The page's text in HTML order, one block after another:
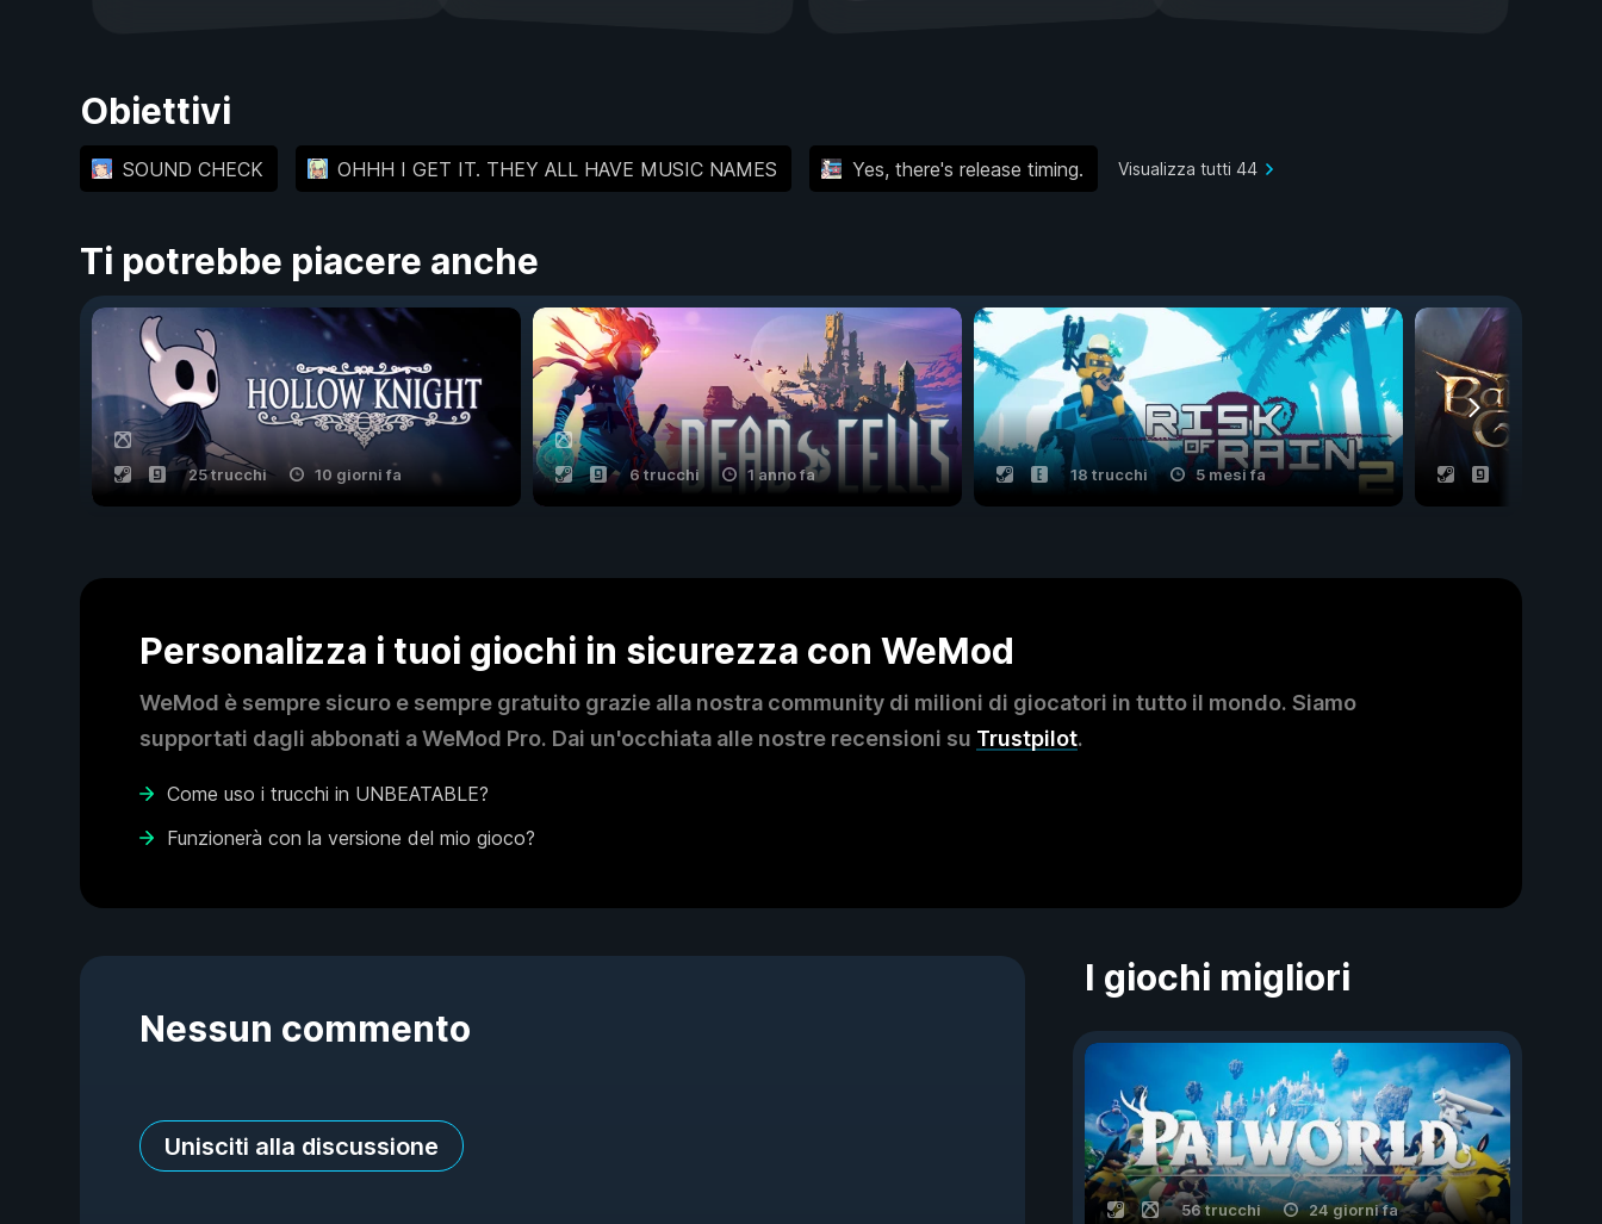
Obiettivi
SOUND CHECK OHHH I GET IT. THEY ALL HAVE MUSIC NAMES Yes, there's release timing. Visualizza tutti 44
Ti potrebbe piacere anche
25 trucchi 10 giorni fa 6 trucchi 1 anno fa 18 trucchi 5 mesi fa
Personalizza i tuoi giochi in sicurezza con WeMod
WeMod è sempre sicuro e sempre gratuito grazie alla nostra community di milioni di giocatori in tutto il mondo. Siamo
supportati dagli abbonati a WeMod Pro. Dai un'occhiata alle nostre recensioni su Trustpilot.
Come uso i trucchi in UNBEATABLE?
Funzionerà con la versione del mio gioco?
Nessun commento
Unisciti alla discussione
I giochi migliori
56 trucchi 24 giorni fa